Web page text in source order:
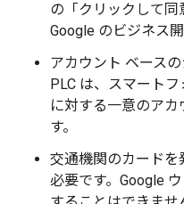
の「クリックして同
Google のビジネス
アカウント ベース
PLC は、スマート
に対する一意のア
す。
交通機関のカードを
必要です。Google